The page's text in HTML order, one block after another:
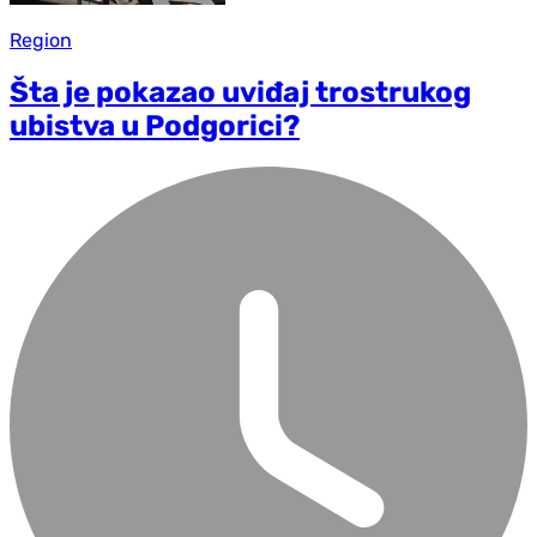
Region
Šta je pokazao uviđaj trostrukog
ubistva u Podgorici?